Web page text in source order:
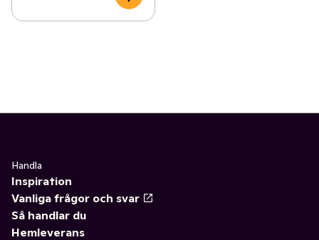
Handla
Inspiration
Vanliga frågor och svar
Så handlar du
Hemleverans